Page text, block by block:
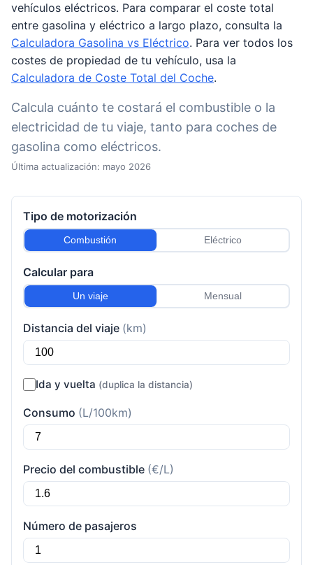
vehículos eléctricos. Para comparar el coste total
entre gasolina y eléctrico a largo plazo, consulta la
Calculadora Gasolina vs Eléctrico. Para ver todos los
costes de propiedad de tu vehículo, usa la
Calculadora de Coste Total del Coche.
Calcula cuánto te costará el combustible o la
electricidad de tu viaje, tanto para coches de
gasolina como eléctricos.
Última actualización: mayo 2026
Tipo de motorización
Combustión Eléctrico
Calcular para
Un viaje Mensual
Distancia del viaje (km)
Ida y vuelta (duplica la distancia)
Consumo (L/100km)
Precio del combustible (€/L)
Número de pasajeros